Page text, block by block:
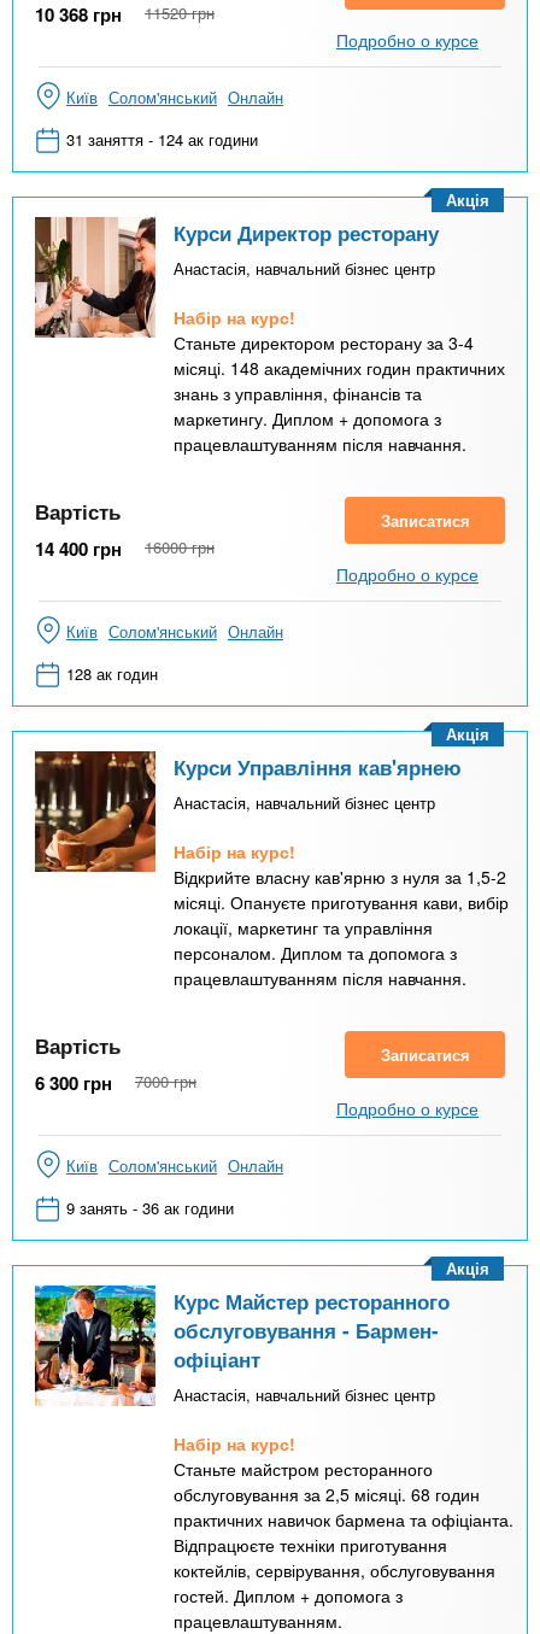
10 368 грн 11520 грн
Подробно о курсе
Київ Солом'янський Онлайн
31 заняття - 124 ак години
Курси Директор ресторану
Анастасія, навчальний бізнес центр
Набір на курс!
Станьте директором ресторану за 3-4
місяці. 148 академічних годин практичних
знань з управління, фінансів та
маркетингу. Диплом + допомога з
працевлаштуванням після навчання.
Акція
Вартість
14 400 грн 16000 грн
Записатися
Подробно о курсе
Київ Солом'янський Онлайн
128 ак годин
Курси Управління кав'ярнею
Анастасія, навчальний бізнес центр
Набір на курс!
Відкрийте власну кав'ярню з нуля за 1,5-2
місяці. Опануєте приготування кави, вибір
локації, маркетинг та управління
персоналом. Диплом та допомога з
працевлаштуванням після навчання.
Акція
Вартість
6 300 грн 7000 грн
Записатися
Подробно о курсе
Київ Солом'янський Онлайн
9 занять - 36 ак години
Курс Майстер ресторанного
обслуговування - Бармен-
офіціант
Анастасія, навчальний бізнес центр
Набір на курс!
Станьте майстром ресторанного
обслуговування за 2,5 місяці. 68 годин
практичних навичок бармена та офіціанта.
Відпрацюєте техніки приготування
коктейлів, сервірування, обслуговування
гостей. Диплом + допомога з
працевлаштуванням.
Акція